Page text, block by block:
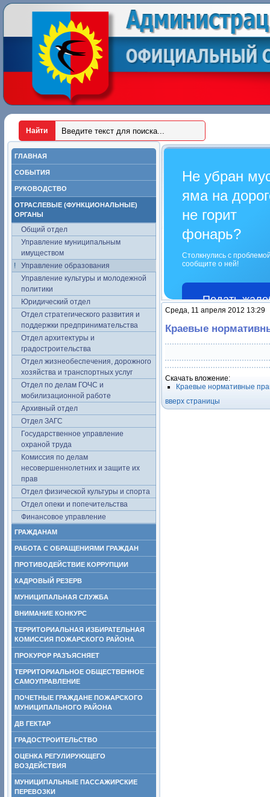
ГЛАВНАЯ
СОБЫТИЯ
РУКОВОДСТВО
ОТРАСЛЕВЫЕ (ФУНКЦИОНАЛЬНЫЕ)
ОРГАНЫ
Общий отдел
Управление муниципальным
имуществом
Управление образования
Управление культуры и молодежной
политики
Юридический отдел
Отдел стратегического развития и
поддержки предпринимательства
Отдел архитектуры и
градостроительства
Отдел жизнеобеспечения, дорожного
хозяйства и транспортных услуг
Отдел по делам ГОЧС и
мобилизационной работе
Архивный отдел
Отдел ЗАГС
Государственное управление
охраной труда
Комиссия по делам
несовершеннолетних и защите их
прав
Отдел физической культуры и спорта
Отдел опеки и попечительства
Финансовое управление
ГРАЖДАНАМ
РАБОТА С ОБРАЩЕНИЯМИ ГРАЖДАН
ПРОТИВОДЕЙСТВИЕ КОРРУПЦИИ
КАДРОВЫЙ РЕЗЕРВ
МУНИЦИПАЛЬНАЯ СЛУЖБА
ВНИМАНИЕ КОНКУРС
ТЕРРИТОРИАЛЬНАЯ ИЗБИРАТЕЛЬНАЯ
КОМИССИЯ ПОЖАРСКОГО РАЙОНА
ПРОКУРОР РАЗЪЯСНЯЕТ
ТЕРРИТОРИАЛЬНОЕ ОБЩЕСТВЕННОЕ
САМОУПРАВЛЕНИЕ
ПОЧЕТНЫЕ ГРАЖДАНЕ ПОЖАРСКОГО
МУНИЦИПАЛЬНОГО РАЙОНА
ДВ ГЕКТАР
ГРАДОСТРОИТЕЛЬСТВО
ОЦЕНКА РЕГУЛИРУЮЩЕГО
ВОЗДЕЙСТВИЯ
МУНИЦИПАЛЬНЫЕ ПАССАЖИРСКИЕ
ПЕРЕВОЗКИ
Не убран
яма на
не горит
фонарь?
Столкнулись с
сообщите о ней!
Подать
Среда, 11 апреля 2012 13:29
Краевые
Скачать вложение:
Краевые нормативные
вверх страницы